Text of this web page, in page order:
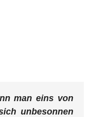
man eins von
unbesonnen